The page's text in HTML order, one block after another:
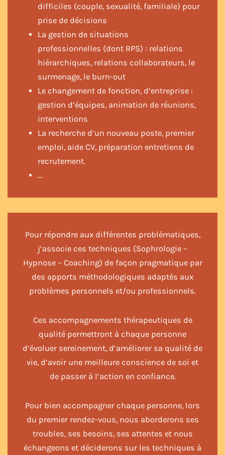
difficiles (couple, sexualité, familiale) pour
prise de décisions
La gestion de situations
professionnelles (dont RPS) : relations
hiérarchiques, relations collaborateurs, le
surmenage, le burn-out
Le changement de fonction, d’entreprise :
gestion d’équipes, animation de réunions,
interventions
La recherche d’un nouveau poste, premier
emploi, aide CV, préparation entretiens de
recrutement.
…
Pour répondre aux différentes problématiques,
j’associe ces techniques (Sophrologie –
Hypnose – Coaching) de façon pragmatique par
des apports méthodologiques adaptés aux
problèmes personnels et/ou professionnels.
Ces accompagnements thérapeutiques de
qualité permettront à chaque personne
d’évoluer sereinement, d’améliorer sa qualité de
vie, d’avoir une meilleure conscience de soi et
de passer à l’action en confiance.
Pour bien accompagner chaque personne, lors
du premier rendez-vous, nous aborderons ses
troubles, ses besoins, ses attentes et nous
échangeons et déciderons sur les techniques à